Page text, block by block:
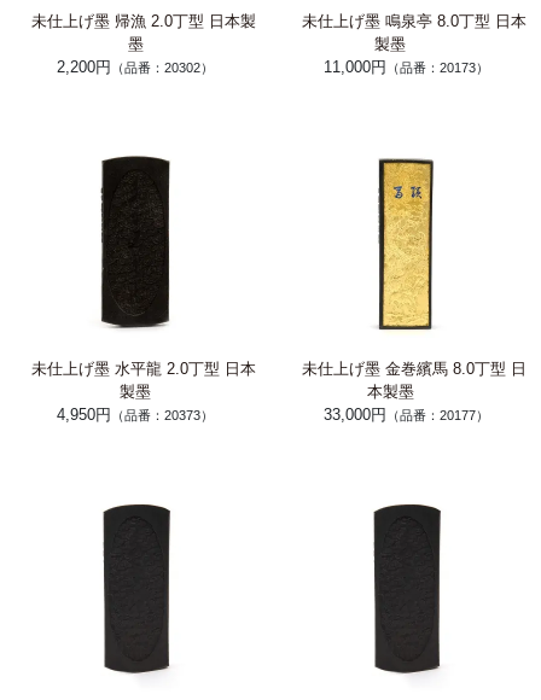
未仕上げ墨 帰漁 2.0丁型 日本製
墨
2,200円
（品番：20302）
未仕上げ墨 鳴泉亭 8.0丁型 日本
製墨
11,000円
（品番：20173）
未仕上げ墨 水平龍 2.0丁型 日本
製墨
4,950円
（品番：20373）
未仕上げ墨 金巻繽馬 8.0丁型 日
本製墨
33,000円
（品番：20177）